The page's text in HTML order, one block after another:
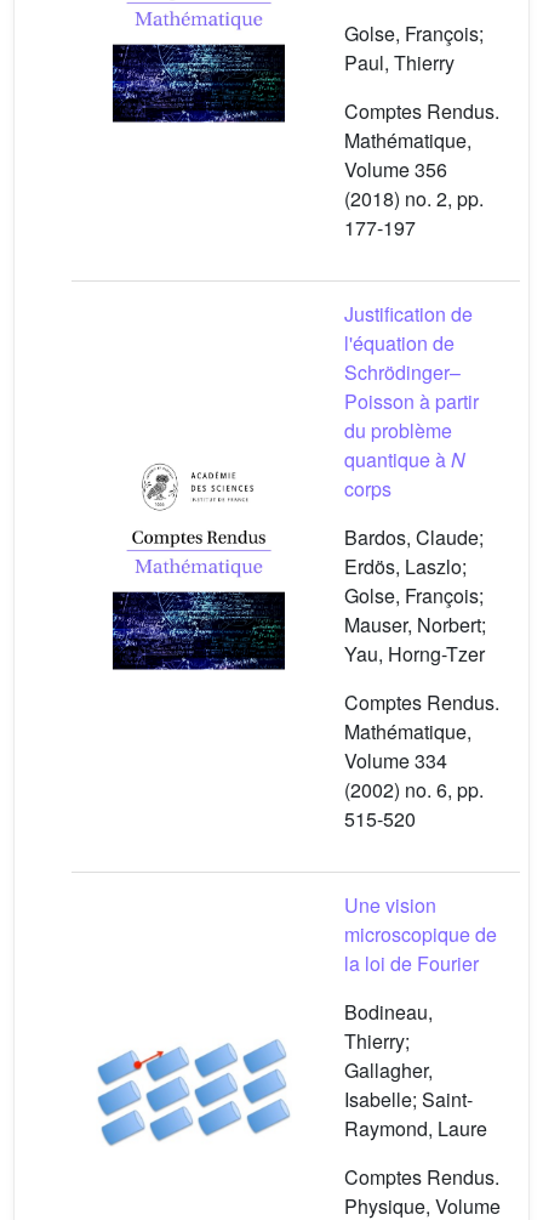
Golse, François;
Paul, Thierry
Comptes Rendus.
Mathématique,
Volume 356
(2018) no. 2, pp.
177-197
Justification de
l'équation de
Schrödinger–
Poisson à partir
du problème
quantique àN
corps
Bardos, Claude;
Erdös, Laszlo;
Golse, François;
Mauser, Norbert;
Yau, Horng-Tzer
Comptes Rendus.
Mathématique,
Volume 334
(2002) no. 6, pp.
515-520
Une vision
microscopique de
la loi de Fourier
Bodineau,
Thierry;
Gallagher,
Isabelle; Saint-
Raymond, Laure
Comptes Rendus.
Physique, Volume